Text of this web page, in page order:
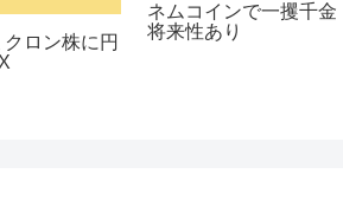
ロン株に円
ネムコインで一攫千
将来性あり